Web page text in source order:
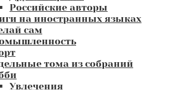
Российские авторы
на иностранных языках
сам
тома из собраний
Увлечения